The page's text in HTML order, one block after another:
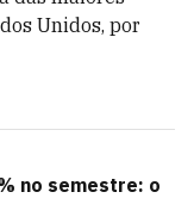
Unidos, por
no semestre: o